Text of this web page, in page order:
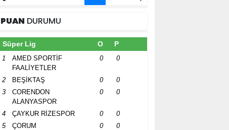
PUAN DURUMU
Süper Lig O P
1
AMED SPORTİF
FAALİYETLER
0 0
2 BEŞİKTAŞ 0
0
3
CORENDON
ALANYASPOR
0 0
4 ÇAYKUR RİZESPOR 0
0
5
ÇORUM 0
0